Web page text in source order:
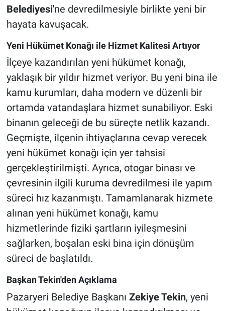
Belediyesi'ne devredilmesiyle birlikte yeni bir
hayata kavuşacak.
Yeni Hükümet Konağı ile Hizmet Kalitesi Artıyor
İlçeye kazandırılan yeni hükümet konağı,
yaklaşık bir yıldır hizmet veriyor. Bu yeni bina ile
kamu kurumları, daha modern ve düzenli bir
ortamda vatandaşlara hizmet sunabiliyor. Eski
binanın geleceği de bu süreçte netlik kazandı.
Geçmişte, ilçenin ihtiyaçlarına cevap verecek
yeni hükümet konağı için yer tahsisi
gerçekleştirilmişti. Ayrıca, otogar binası ve
çevresinin ilgili kuruma devredilmesi ile yapım
süreci hız kazanmıştı. Tamamlanarak hizmete
alınan yeni hükümet konağı, kamu
hizmetlerinde fiziki şartların iyileşmesini
sağlarken, boşalan eski bina için dönüşüm
süreci de başlatıldı.
Başkan Tekin'den Açıklama
Pazaryeri Belediye Başkanı Zekiye Tekin, yeni